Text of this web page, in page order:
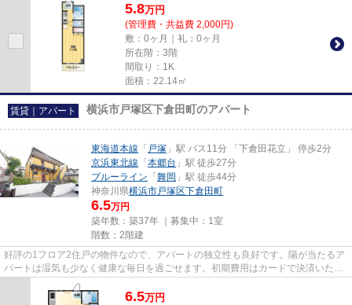
5.8万円
(管理費・共益費 2,000円)
敷：0ヶ月｜礼：0ヶ月
所在階：3階
間取り：1K
面積：22.14㎡
賃貸｜アパート 横浜市戸塚区下倉田町のアパート
東海道本線 「 戸塚 」駅 バス11分 「下倉田花立」 停歩2分
京浜東北線 「 本郷台 」駅 徒歩27分
ブルーライン 「 舞岡 」駅 徒歩44分
神奈川県横浜市戸塚区下倉田町
6.5万円
築年数：築37年 ｜募集中： 1室
階数：2階建
好評の1フロア2住戸の物件なので、アパートの独立性も良好です。陽が当たるア
パートは湿気も少なく健康な毎日を過ごせます。初期費用はカードで決済いただ
けます。こちらの物件はアパ...
6.5万円